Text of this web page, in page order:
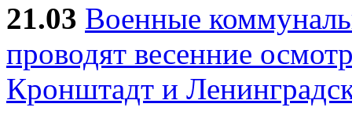
21.03 Военные
проводят весенние
Кронштадт и